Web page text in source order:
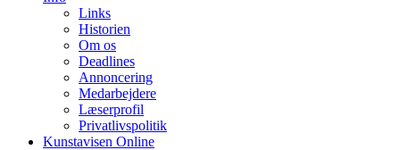
Links
Historien
Om os
Deadlines
Annoncering
Medarbejdere
Læserprofil
Privatlivspolitik
Kunstavisen Online